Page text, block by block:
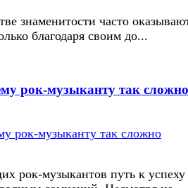
знаменитости часто
благодаря своим до...
рок-музыканту так сложно
рок-музыкантов путь к успеху